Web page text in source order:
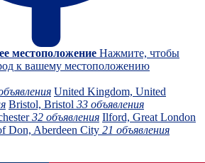
местоположение Нажмите, чтобы
к вашему местоположению
United Kingdom, United
Bristol, Bristol 33 объявления
32 объявления Ilford, Great London
Don, Aberdeen City 21 объявления